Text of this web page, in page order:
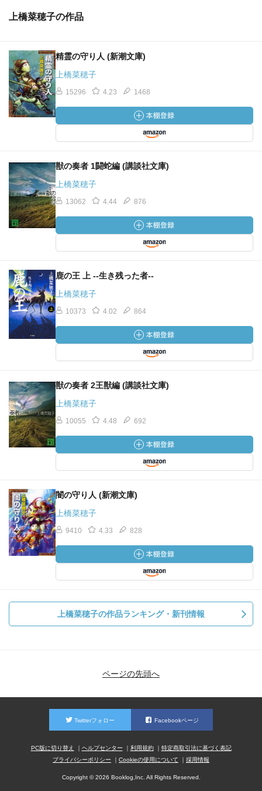
上橋菜穂子の作品
精霊の守り人 (新潮文庫)
上橋菜穂子
15296 4.23 1468
獣の奏者 1闘蛇編 (講談社文庫)
上橋菜穂子
13062 4.44 876
鹿の王 上 ‐‐生き残った者‐‐
上橋菜穂子
10373 4.02 864
獣の奏者 2王獣編 (講談社文庫)
上橋菜穂子
10055 4.48 692
闇の守り人 (新潮文庫)
上橋菜穂子
9410 4.33 828
上橋菜穂子の作品ランキング・新刊情報
ページの先頭へ
Twitterフォロー Facebookページ
PC版に切り替え ヘルプセンター 利用規約
特定商取引法に基づく表記
プライバシーポリシー
Cookieの使用について 採用情報
Copyright © 2026 Booklog,Inc. All Rights Reserved.